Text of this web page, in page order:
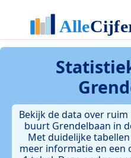
Bekijk de data over
buurt Grendelbaan in
Met duidelijke
meer informatie en een